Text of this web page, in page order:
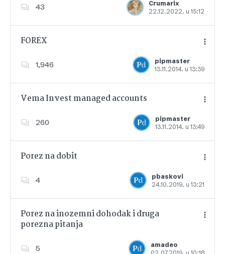
43
Crumarix
22.12.2022. u 15:12
Dodajte u favorite
FOREX
1,946
pipmaster
13.11.2014. u 13:39
Dodajte u favorite
Vema Invest managed accounts
260
pipmaster
13.11.2014. u 13:49
Dodajte u favorite
Porez na dobit
4
pbaskovi
24.10.2019. u 13:21
Dodajte u favorite
Porez na inozemni dohodak i druga
porezna pitanja
5
amadeo
Dodajte u favorite